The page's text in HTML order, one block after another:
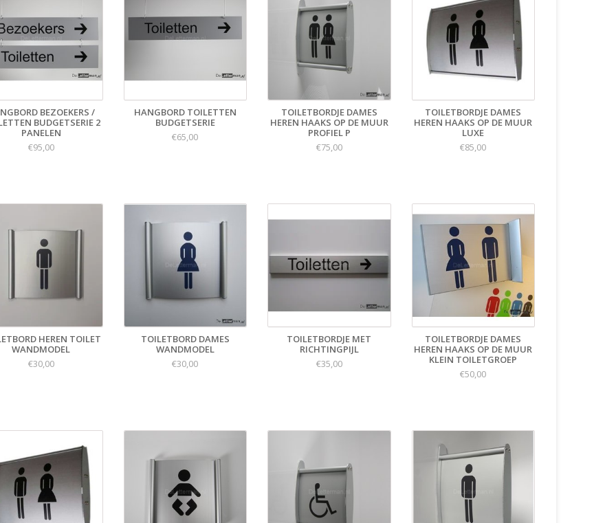
BEZOEKERS /
BUDGETSERIE 2
PANELEN
€95,00
HANGBORD TOILETTEN
BUDGETSERIE
€65,00
TOILETBORDJE DAMES
HEREN HAAKS OP DE MUUR
PROFIEL P
€75,00
TOILETBORDJE DAMES
HEREN HAAKS OP DE MUUR
LUXE
€85,00
HEREN TOILET
WANDMODEL
€30,00
TOILETBORD DAMES
WANDMODEL
€30,00
TOILETBORDJE MET
RICHTINGPIJL
€35,00
TOILETBORDJE DAMES
HEREN HAAKS OP DE MUUR
KLEIN TOILETGROEP
€50,00